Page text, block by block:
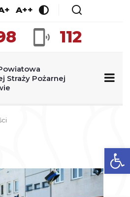
A++
112
Straży Pożarnej